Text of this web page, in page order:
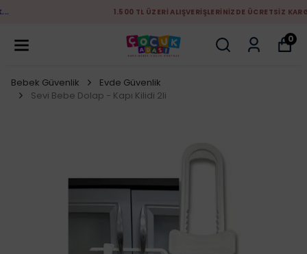
1.500 TL ÜZERİ ALIŞVERİŞLERİNİZDE ÜCRETSİZ KARGO
0
Bebek Güvenlik
Evde Güvenlik
Sevi Bebe Dolap - Kapı Kilidi 2li